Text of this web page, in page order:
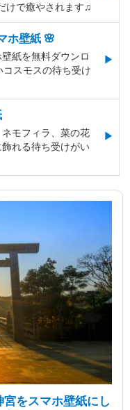
けで癒やされます♫
ホ壁紙 🌸
紙を無料ダウンロ
コスモスの待ち受け
モフィラ、菜の花
れる待ち受けがい
宮をスマホ壁紙にし